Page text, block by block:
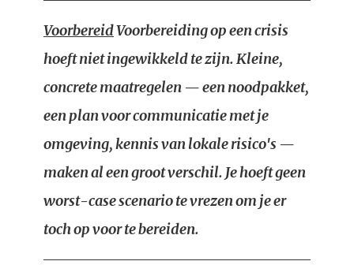
VoorbereidVoorbereiding op een crisis
hoeft niet ingewikkeld te zijn. Kleine,
concrete maatregelen — een noodpakket,
een plan voor communicatie met je
omgeving, kennis van lokale risico's —
maken al een groot verschil. Je hoeft geen
worst-case scenario te vrezen om je er
toch op voor te bereiden.